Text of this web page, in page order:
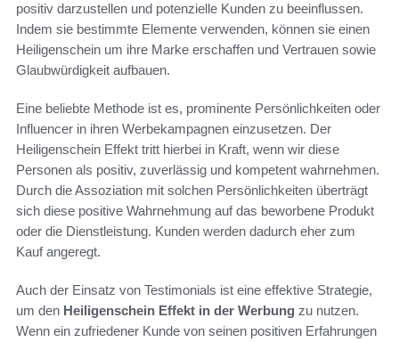
positiv darzustellen und potenzielle Kunden zu beeinflussen.
Indem sie bestimmte Elemente verwenden, können sie einen
Heiligenschein um ihre Marke erschaffen und Vertrauen sowie
Glaubwürdigkeit aufbauen.
Eine beliebte Methode ist es, prominente Persönlichkeiten oder
Influencer in ihren Werbekampagnen einzusetzen. Der
Heiligenschein Effekt tritt hierbei in Kraft, wenn wir diese
Personen als positiv, zuverlässig und kompetent wahrnehmen.
Durch die Assoziation mit solchen Persönlichkeiten überträgt
sich diese positive Wahrnehmung auf das beworbene Produkt
oder die Dienstleistung. Kunden werden dadurch eher zum
Kauf angeregt.
Auch der Einsatz von Testimonials ist eine effektive Strategie,
um den Heiligenschein Effekt in der Werbung zu nutzen.
Wenn ein zufriedener Kunde von seinen positiven Erfahrungen